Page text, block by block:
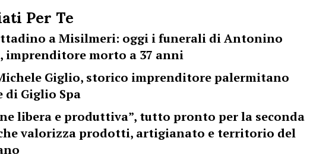
Per Te
a Misilmeri: oggi i funerali di Antonino
imprenditore morto a 37 anni
Giglio, storico imprenditore palermitano
Giglio Spa
libera e produttiva”, tutto pronto per la seconda
valorizza prodotti, artigianato e territorio del